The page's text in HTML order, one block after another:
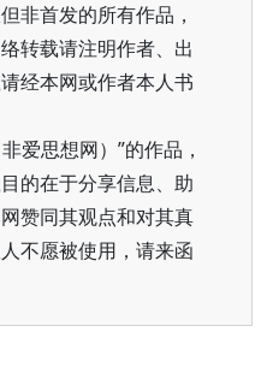
非首发的所有作品，
转载请注明作者、出
经本网或作者本人书
爱思想网）”的作品，
的在于分享信息、助
赞同其观点和对其真
不愿被使用，请来函